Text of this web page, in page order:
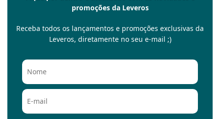
promoções da Leveros
Receba todos os lançamentos e promoções exclusivas da
Leveros, diretamente no seu e-mail ;)